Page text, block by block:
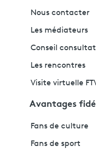
Nous contacter
Les médiateurs
Conseil
Les rencontres
Visite virtuelle
Avantages
Fans de culture
Fans de sport